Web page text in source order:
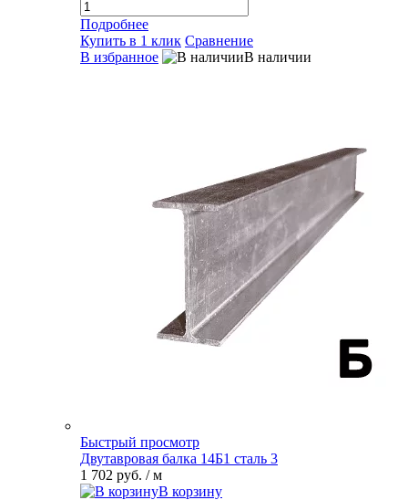
Подробнее
Купить в 1 клик Сравнение
В избранное
В наличии
Быстрый просмотр
Двутавровая балка 14Б1 сталь 3
1 702 руб. / м
В корзину